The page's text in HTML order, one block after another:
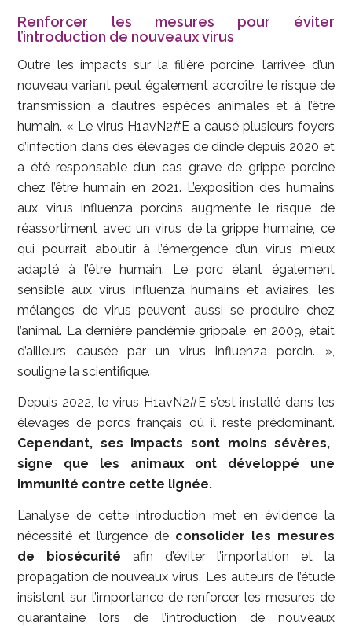
Renforcer les mesures pour éviter
l’introduction de nouveaux virus
Outre les impacts sur la filière porcine, l’arrivée d’un
nouveau variant peut également accroître le risque de
transmission à d’autres espèces animales et à l’être
humain. « Le virus H1avN2#E a causé plusieurs foyers
d’infection dans des élevages de dinde depuis 2020 et
a été responsable d’un cas grave de grippe porcine
chez l’être humain en 2021. L’exposition des humains
aux virus influenza porcins augmente le risque de
réassortiment avec un virus de la grippe humaine, ce
qui pourrait aboutir à l’émergence d’un virus mieux
adapté à l’être humain. Le porc étant également
sensible aux virus influenza humains et aviaires, les
mélanges de virus peuvent aussi se produire chez
l’animal. La dernière pandémie grippale, en 2009, était
d’ailleurs causée par un virus influenza porcin. »,
souligne la scientifique.
Depuis 2022, le virus H1avN2#E s’est installé dans les
élevages de porcs français où il reste prédominant.
Cependant, ses impacts sont moins sévères,
signe que les animaux ont développé une
immunité contre cette lignée.
L’analyse de cette introduction met en évidence la
nécessité et l’urgence de consolider les mesures
de biosécurité afin d’éviter l’importation et la
propagation de nouveaux virus. Les auteurs de l’étude
insistent sur l’importance de renforcer les mesures de
quarantaine lors de l’introduction de nouveaux